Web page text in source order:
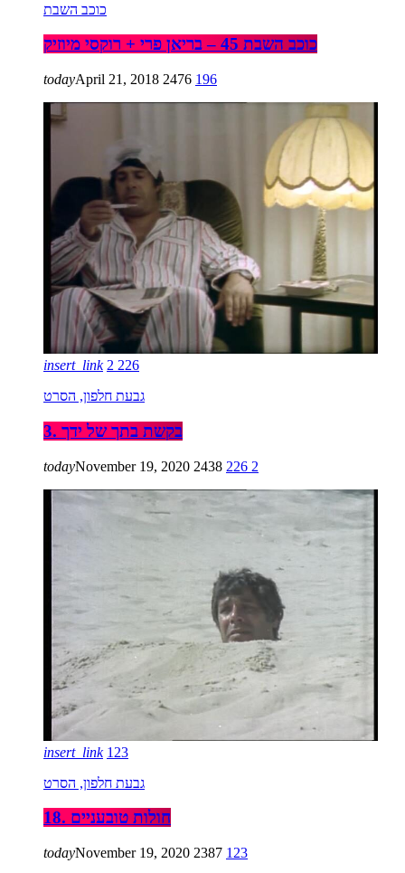
כוכב השבת
כוכב השבת 45 – בריאן פרי + רוקסי מיוזיק
todayApril 21, 2018 2476 196
insert_link 2 226
גבעת חלפון, הסרט
3. בקשת בתך של ידך
todayNovember 19, 2020 2438 226 2
insert_link 123
גבעת חלפון, הסרט
18. חולות טובעניים
todayNovember 19, 2020 2387 123